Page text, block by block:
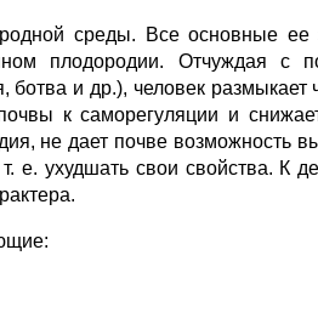
среды. Все основные ее
плодородии. Отчуждая с
и др.), человек размыкает
к саморегуляции и
не дает почве возможность
е. ухудшать свои свойства. К